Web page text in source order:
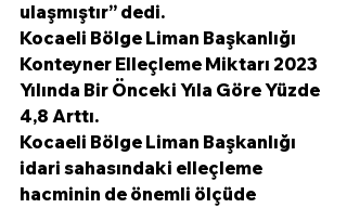
ulaşmıştır’’ dedi.
Kocaeli Bölge Liman Başkanlığı
Konteyner Elleçleme Miktarı 2023
Yılında Bir Önceki Yıla Göre Yüzde
4,8 Arttı.
Kocaeli Bölge Liman Başkanlığı
idari sahasındaki elleçleme
hacminin de önemli ölçüde